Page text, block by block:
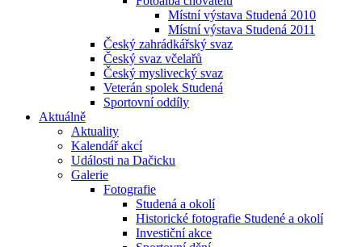
Místní výstava Studená 2010
Místní výstava Studená 2011
Český zahrádkářský svaz
Český svaz včelařů
Český myslivecký svaz
Veterán spolek Studená
Sportovní oddíly
Aktuálně
Aktuality
Kalendář akcí
Události na Dačicku
Galerie
Fotografie
Studená a okolí
Historické fotografie Studené a okolí
Investiční akce